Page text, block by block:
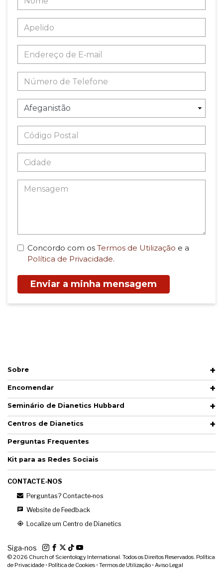
Concordo com os Termos de Utilização e a
Política de Privacidade.
Enviar a minha mensagem
Sobre
Encomendar
Seminário de Dianetics Hubbard
Centros de Dianetics
Perguntas Frequentes
Kit para as Redes Sociais
CONTACTE‑NOS
Perguntas? Contacte‑nos
Website de Feedback
Localize um Centro de Dianetics
Siga‑nos
© 2026 Church of Scientology International. Todos os Direitos Reservados. Política
de Privacidade • Política de Cookies • Termos de Utilização • Aviso Legal